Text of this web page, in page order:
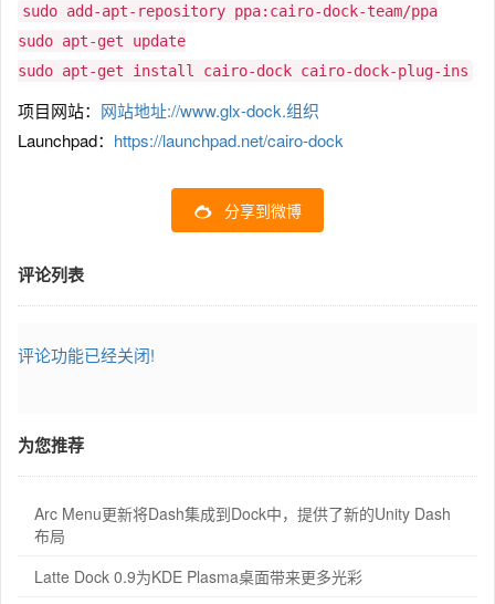
sudo add-apt-repository ppa:cairo-dock-team/ppa
sudo apt-get update
sudo apt-get install cairo-dock cairo-dock-plug-ins
项目网站： 网站地址://www.glx-dock.组织
Launchpad： https://launchpad.net/cairo-dock
分享到微博
评论列表
评论功能已经关闭!
为您推荐
Arc Menu更新将Dash集成到Dock中，提供了新的Unity Dash
布局
Latte Dock 0.9为KDE Plasma桌面带来更多光彩